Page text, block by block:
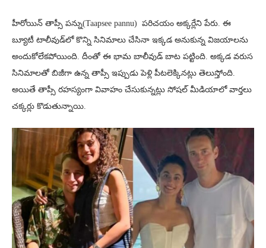
హీరోయిన్ తాప్సీ పన్ను(Taapsee pannu) పరిచయం అక్కర్లేని పేరు. ఈ
బ్యూటీ టాలీవుడ్‌లో కొన్ని సినిమాలు చేసినా ఇక్కడ అనుకున్న విజయాలను
అందుకోలేకపోయింది. దీంతో ఈ భామ బాలీవుడ్ బాట పట్టింది. అక్కడ వరుస
సినిమాలతో బిజీగా ఉన్న తాప్సీ ఇప్పుడు పెళ్లి పీటలెక్కినట్లు తెలుస్తోంది.
అయితే తాప్సీ రహస్యంగా వివాహం చేసుకున్నట్లు సోషల్ మీడియాలో వార్తలు
చక్కర్లు కొడుతున్నాయి.